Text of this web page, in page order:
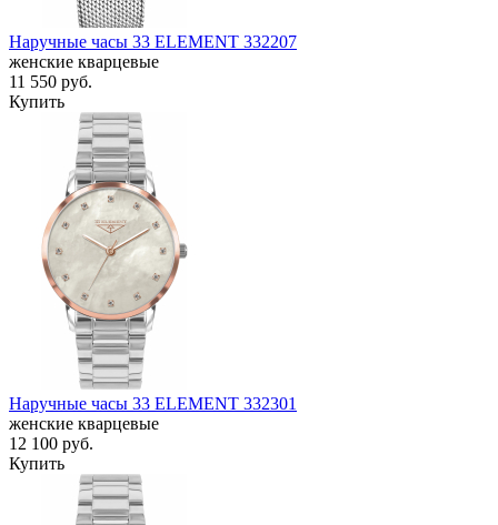
Наручные часы 33 ELEMENT 332207
женские кварцевые
11 550 руб.
Купить
Наручные часы 33 ELEMENT 332301
женские кварцевые
12 100 руб.
Купить